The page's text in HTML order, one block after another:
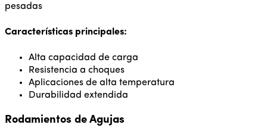
pesadas
Características principales:
Alta capacidad de carga
Resistencia a choques
Aplicaciones de alta temperatura
Durabilidad extendida
Rodamientos de Agujas